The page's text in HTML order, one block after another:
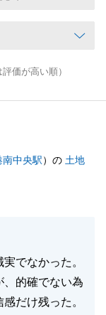
価が高い順）
南中央駅）の 土地
でなかった。
、的確でない為
だけ残った。